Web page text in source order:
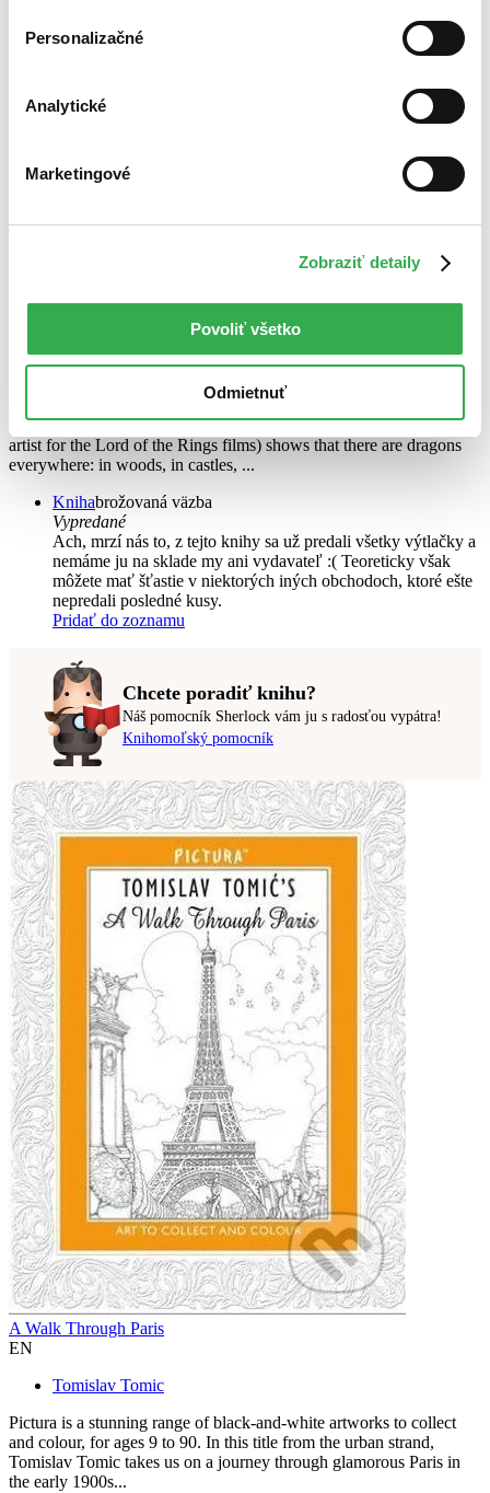
Personalizačné
Analytické
Marketingové
Zobraziť detaily
Povoliť všetko
Odmietnuť
John Howe
and colour, for ages 9 to 90. In Draconis, John Howe (conceptual
artist for the Lord of the Rings films) shows that there are dragons
everywhere: in woods, in castles, ...
Knihabrožovaná väzba
Vypredané
Ach, mrzí nás to, z tejto knihy sa už predali všetky výtlačky a
nemáme ju na sklade my ani vydavateľ :( Teoreticky však
môžete mať šťastie v niektorých iných obchodoch, ktoré ešte
nepredali posledné kusy.
Pridať do zoznamu
Chcete poradiť knihu?
Náš pomocník Sherlock vám ju s radosťou vypátra!
Knihomoľský pomocník
A Walk Through Paris
EN
Tomislav Tomic
Pictura is a stunning range of black-and-white artworks to collect
and colour, for ages 9 to 90. In this title from the urban strand,
Tomislav Tomic takes us on a journey through glamorous Paris in
the early 1900s...